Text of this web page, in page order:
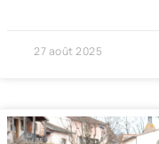
27 août 2025